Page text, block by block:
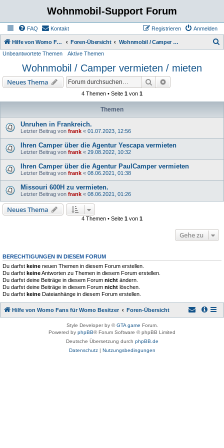
Wohnmobil-Support Forum
FAQ Kontakt Anmelden
Registrieren
Hilfe von Womo Fans für Womo Besitzer Foren-Übersicht Wohnmobil / Camper vermieten / mieten
Unbeantwortete Themen Aktive Themen
Wohnmobil / Camper vermieten / mieten
Neues Thema Suche
4 Themen • Seite 1 von 1
Themen
Unruhen in Frankreich.
Letzter Beitrag von frank « 01.07.2023, 12:56
Ihren Camper über die Agentur Yescapa vermieten
Letzter Beitrag von frank « 29.08.2022, 10:32
Ihren Camper über die Agentur PaulCamper vermieten
Letzter Beitrag von frank « 08.06.2021, 01:38
Missouri 600H zu vermieten.
Letzter Beitrag von frank « 08.06.2021, 01:26
Neues Thema
4 Themen • Seite 1 von 1
Gehe zu
BERECHTIGUNGEN IN DIESEM FORUM
Du darfst keine neuen Themen in diesem Forum erstellen.
Du darfst keineAntworten zu Themen in diesem Forum erstellen.
Du darfst deine Beiträge in diesem Forum nicht ändern.
Du darfst deine Beiträge in diesem Forum nicht löschen.
Du darfst keine Dateianhänge in diesem Forum erstellen.
Hilfe von Womo Fans für Womo Besitzer Foren-Übersicht
Style Developer by ©GTA game Forum.
Powered by phpBB® Forum Software © phpBB Limited
Deutsche Übersetzung durch phpBB.de
Datenschutz| Nutzungsbedingungen